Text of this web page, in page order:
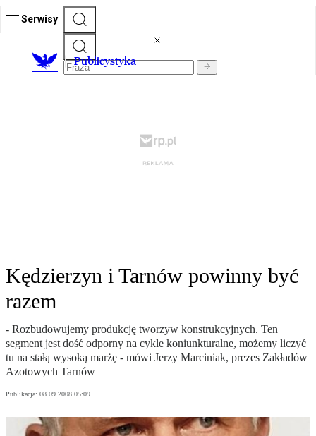
Serwisy
Publicystyka
Kędzierzyn i Tarnów powinny być
razem
- Rozbudowujemy produkcję tworzyw konstrukcyjnych. Ten
segment jest dość odporny na cykle koniunkturalne, możemy liczyć
tu na stałą wysoką marżę - mówi Jerzy Marciniak, prezes Zakładów
Azotowych Tarnów
Publikacja: 08.09.2008 05:09